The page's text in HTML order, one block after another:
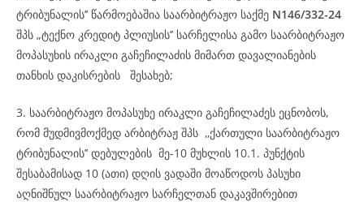
ტრიბუნალის’’ წარმოებაშია საარბიტრაჟო საქმე N146/332-24
შპს „ტექნო კრედიტ პლიუსის’’ სარჩელისა გამო საარბიტრაჟო
მოპასუხის ირაკლი გაჩეჩილაძის მიმართ დავალიანების
თანხის დაკისრების შესახებ;
3. საარბიტრაჟო მოპასუხე ირაკლი გაჩეჩილაძეს ეცნობოს,
რომ მუდმივმოქმედ არბიტრაჟ შპს ,,ქართული საარბიტრაჟო
ტრიბუნალის’’ დებულების მე-10 მუხლის 10.1. პუნქტის
შესაბამისად 10 (ათი) დღის ვადაში მოაწოდოს პასუხი
აღნიშნულ საარბიტრაჟო სარჩელთან დაკავშირებით